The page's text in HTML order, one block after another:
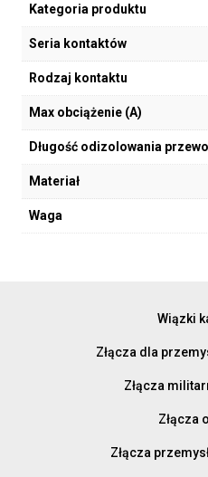
Kategoria produktu
Seria kontaktów
Rodzaj kontaktu
Max obciążenie (A)
Długość odizolowania
Materiał
Waga
Wiązki
Złącza dla
Złącza
Złącza
Złącza